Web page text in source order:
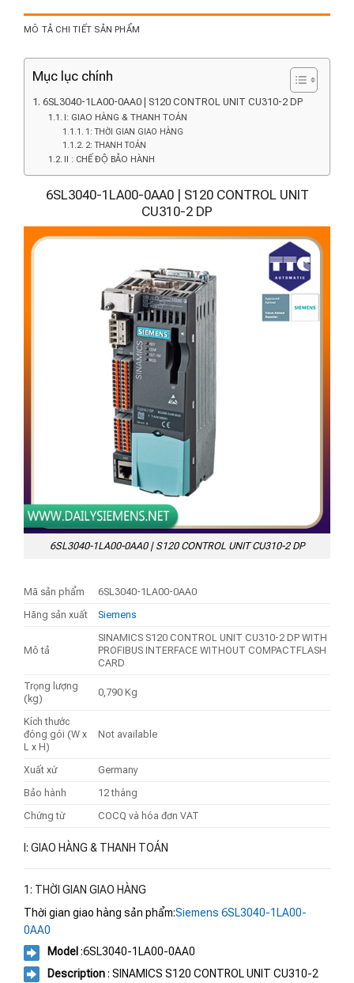
MÔ TẢ CHI TIẾT SẢN PHẨM
Mục lục chính
6SL3040-1LA00-0AA0 | S120 CONTROL UNIT CU310-2 DP
I: GIAO HÀNG & THANH TOÁN
1: THỜI GIAN GIAO HÀNG
2: THANH TOÁN
II : CHẾ ĐỘ BẢO HÀNH
6SL3040-1LA00-0AA0 | S120 CONTROL UNIT
CU310-2 DP
6SL3040-1LA00-0AA0 | S120 CONTROL UNIT CU310-2 DP
Mã sản phẩm
6SL3040-1LA00-0AA0
Hãng sản xuất
Siemens
Mô tả
SINAMICS S120 CONTROL UNIT CU310-2 DP WITH
PROFIBUS INTERFACE WITHOUT COMPACTFLASH
CARD
Trọng lượng
(kg)
0,790 Kg
Kích thước
đóng gói (W x
L x H)
Not available
Xuất xứ
Germany
Bảo hành
12 tháng
Chứng từ
COCQ và hóa đơn VAT
I: GIAO HÀNG & THANH TOÁN
1: THỜI GIAN GIAO HÀNG
Thời gian giao hàng sản phẩm:Siemens 6SL3040-1LA00-
0AA0
Model :6SL3040-1LA00-0AA0
Description: SINAMICS S120 CONTROL UNIT CU310-2